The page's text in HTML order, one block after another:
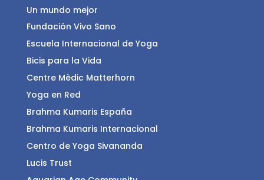
Un mundo mejor
Fundación Vivo Sano
Escuela Internacional de Yoga
Bicis para la Vida
Centre Mèdic Matterhorn
Yoga en Red
Brahma Kumaris España
Brahma Kumaris Internacional
Centro de Yoga Sivananda
Lucis Trust